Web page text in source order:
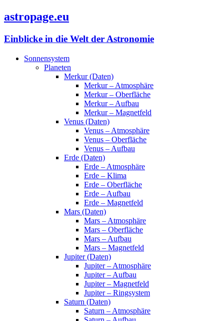
astropage.eu
Einblicke in die Welt der Astronomie
Sonnensystem
Planeten
Merkur (Daten)
Merkur – Atmosphäre
Merkur – Oberfläche
Merkur – Aufbau
Merkur – Magnetfeld
Venus (Daten)
Venus – Atmosphäre
Venus – Oberfläche
Venus – Aufbau
Erde (Daten)
Erde – Atmosphäre
Erde – Klima
Erde – Oberfläche
Erde – Aufbau
Erde – Magnetfeld
Mars (Daten)
Mars – Atmosphäre
Mars – Oberfläche
Mars – Aufbau
Mars – Magnetfeld
Jupiter (Daten)
Jupiter – Atmosphäre
Jupiter – Aufbau
Jupiter – Magnetfeld
Jupiter – Ringsystem
Saturn (Daten)
Saturn – Atmosphäre